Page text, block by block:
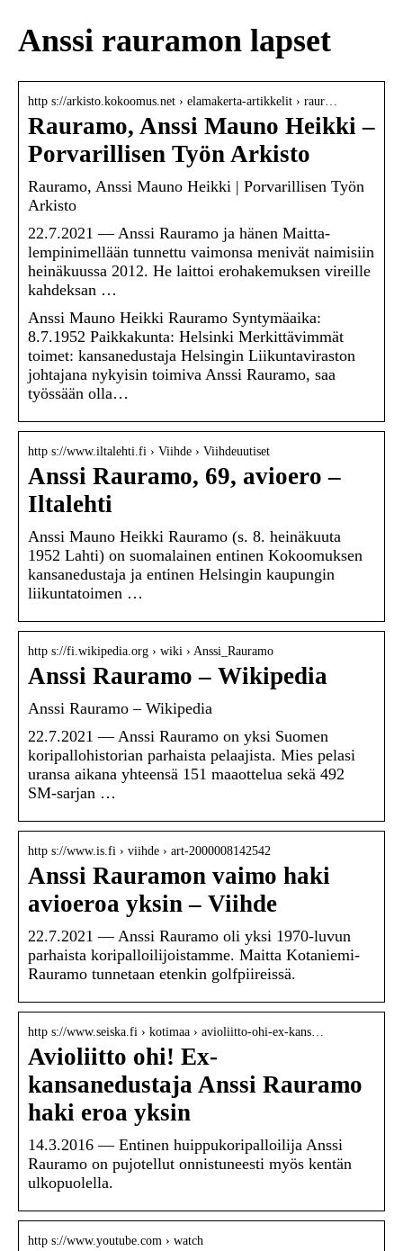
Anssi rauramon lapset
http s://arkisto.kokoomus.net › elamakerta-artikkelit › raur…
Rauramo, Anssi Mauno Heikki –
Porvarillisen Työn Arkisto
Rauramo, Anssi Mauno Heikki | Porvarillisen Työn
Arkisto
22.7.2021 — Anssi Rauramo ja hänen Maitta-
lempinimellään tunnettu vaimonsa menivät naimisiin
heinäkuussa 2012. He laittoi erohakemuksen vireille
kahdeksan …
Anssi Mauno Heikki Rauramo Syntymäaika:
8.7.1952 Paikkakunta: Helsinki Merkittävimmät
toimet: kansanedustaja Helsingin Liikuntaviraston
johtajana nykyisin toimiva Anssi Rauramo, saa
työssään olla…
http s://www.iltalehti.fi › Viihde › Viihdeuutiset
Anssi Rauramo, 69, avioero –
Iltalehti
Anssi Mauno Heikki Rauramo (s. 8. heinäkuuta
1952 Lahti) on suomalainen entinen Kokoomuksen
kansanedustaja ja entinen Helsingin kaupungin
liikuntatoimen …
http s://fi.wikipedia.org › wiki › Anssi_Rauramo
Anssi Rauramo – Wikipedia
Anssi Rauramo – Wikipedia
22.7.2021 — Anssi Rauramo on yksi Suomen
koripallohistorian parhaista pelaajista. Mies pelasi
uransa aikana yhteensä 151 maaottelua sekä 492
SM-sarjan …
http s://www.is.fi › viihde › art-2000008142542
Anssi Rauramon vaimo haki
avioeroa yksin – Viihde
22.7.2021 — Anssi Rauramo oli yksi 1970-luvun
parhaista koripalloilijoistamme. Maitta Kotaniemi-
Rauramo tunnetaan etenkin golfpiireissä.
http s://www.seiska.fi › kotimaa › avioliitto-ohi-ex-kans…
Avioliitto ohi! Ex-
kansanedustaja Anssi Rauramo
haki eroa yksin
14.3.2016 — Entinen huippukoripalloilija Anssi
Rauramo on pujotellut onnistuneesti myös kentän
ulkopuolella.
http s://www.youtube.com › watch